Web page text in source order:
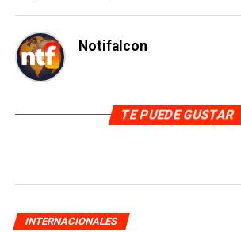
Notifalcon
TE PUEDE GUSTAR
INTERNACIONALES